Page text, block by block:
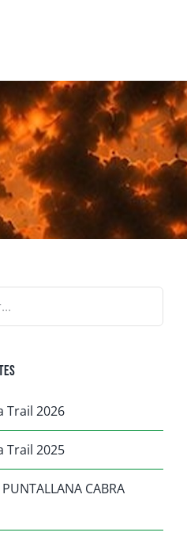
Trail 2026
Trail 2025
CABRA